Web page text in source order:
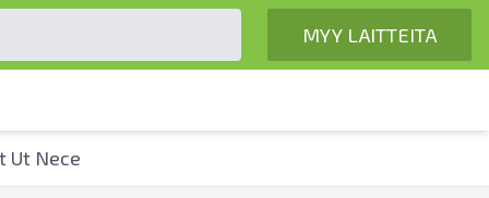
MYY LAITTEITA
Ut Nece